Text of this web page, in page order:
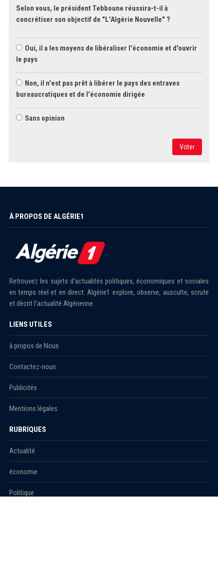
Selon vous, le président Tebboune réussira-t-il à
concrétiser son objectif de "L'Algérie Nouvelle" ?
Oui, il a les moyens de libéraliser l'économie et d'ouvrir
le pays
Non, il n'est pas prêt à libérer le pays des entraves
bureaucratiques et de l'économie dirigée
Sans opinion
Voter
À PROPOS DE ALGÉRIE1
Retrouvez les sujets d'actualités politiques, économiques et sociales
en temps réel et en direct. Algérie1 explore, observe, ausculte, scrute
et décrit l'actualité Algérienne.
LIENS UTILES
à propos de Nous
Contactez-nous
Publicités
Mentions légales
RUBRIQUES
Actualité
économie
Politique